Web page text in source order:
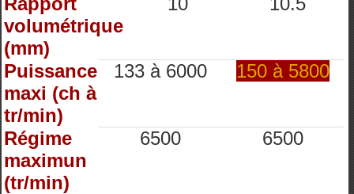
volumétrique
(mm)
Puissance
maxi (ch à
tr/min)
133 à 6000 150 à 5800
Régime
maximun
(tr/min)
6500 6500